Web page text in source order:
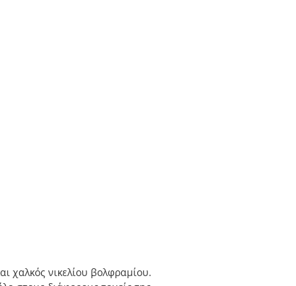
χαλκός νικελίου βολφραμίου.